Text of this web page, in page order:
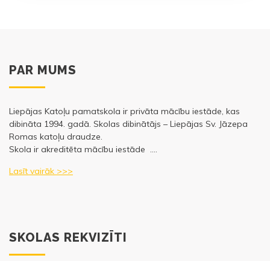
PAR MUMS
Liepājas Katoļu pamatskola ir privāta mācību iestāde, kas
dibināta 1994. gadā. Skolas dibinātājs – Liepājas Sv. Jāzepa
Romas katoļu draudze.
Skola ir akreditēta mācību iestāde ….
Lasīt vairāk >>>
SKOLAS REKVIZĪTI